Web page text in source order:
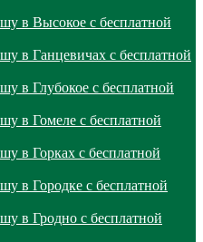
в Высокое с бесплатной
в Ганцевичах с бесплатной
в Глубокое с бесплатной
в Гомеле с бесплатной
в Горках с бесплатной
в Городке с бесплатной
в Гродно с бесплатной